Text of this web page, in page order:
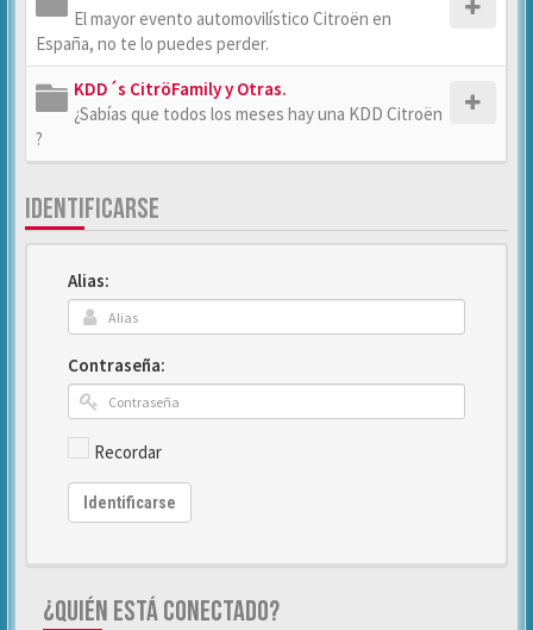
El mayor evento automovilístico Citroën en
España, no te lo puedes perder.
KDD´s CitröFamily y Otras.
¿Sabías que todos los meses hay una KDD Citroën
?
IDENTIFICARSE
Alias:
Contraseña:
Recordar
Identificarse
¿QUIÉN ESTÁ CONECTADO?